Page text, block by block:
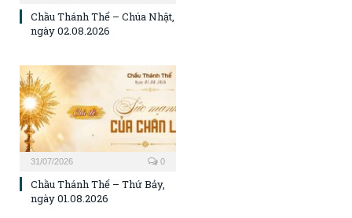
Chầu Thánh Thể – Chúa Nhật,
ngày 02.08.2026
31/07/2026 0
Chầu Thánh Thể – Thứ Bảy,
ngày 01.08.2026